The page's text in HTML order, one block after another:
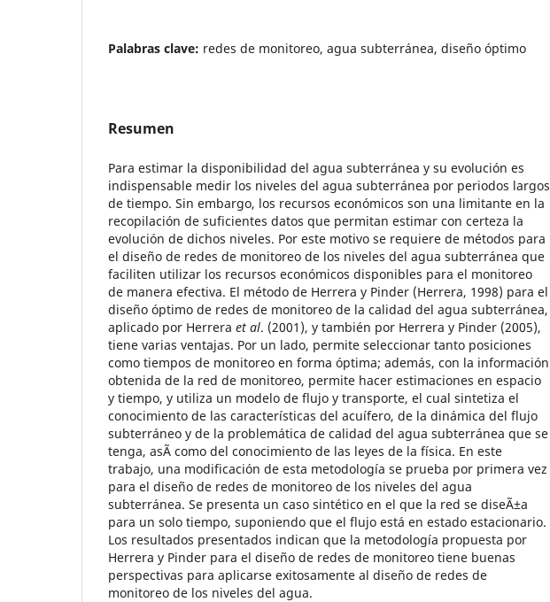
Palabras clave: redes de monitoreo, agua subterránea, diseño óptimo
Resumen
Para estimar la disponibilidad del agua subterránea y su evolución es
indispensable medir los niveles del agua subterránea por periodos largos
de tiempo. Sin embargo, los recursos económicos son una limitante en la
recopilación de suficientes datos que permitan estimar con certeza la
evolución de dichos niveles. Por este motivo se requiere de métodos para
el diseño de redes de monitoreo de los niveles del agua subterránea que
faciliten utilizar los recursos económicos disponibles para el monitoreo
de manera efectiva. El método de Herrera y Pinder (Herrera, 1998) para el
diseño óptimo de redes de monitoreo de la calidad del agua subterránea,
aplicado por Herrera et al. (2001), y también por Herrera y Pinder (2005),
tiene varias ventajas. Por un lado, permite seleccionar tanto posiciones
como tiempos de monitoreo en forma óptima; además, con la información
obtenida de la red de monitoreo, permite hacer estimaciones en espacio
y tiempo, y utiliza un modelo de flujo y transporte, el cual sintetiza el
conocimiento de las características del acuífero, de la dinámica del flujo
subterráneo y de la problemática de calidad del agua subterránea que se
tenga, asÃ­ como del conocimiento de las leyes de la física. En este
trabajo, una modificación de esta metodología se prueba por primera vez
para el diseño de redes de monitoreo de los niveles del agua
subterránea. Se presenta un caso sintético en el que la red se diseÃ±a
para un solo tiempo, suponiendo que el flujo está en estado estacionario.
Los resultados presentados indican que la metodología propuesta por
Herrera y Pinder para el diseño de redes de monitoreo tiene buenas
perspectivas para aplicarse exitosamente al diseño de redes de
monitoreo de los niveles del agua.